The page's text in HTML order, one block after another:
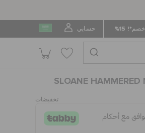
15% حسابي
SLOANE
تخفيضات